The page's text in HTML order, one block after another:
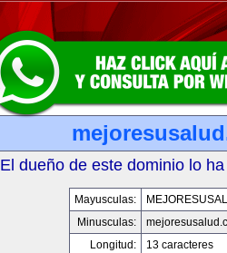
El dueño de este dominio lo
Mayusculas:
Minusculas:
Longitud:
13 caracteres